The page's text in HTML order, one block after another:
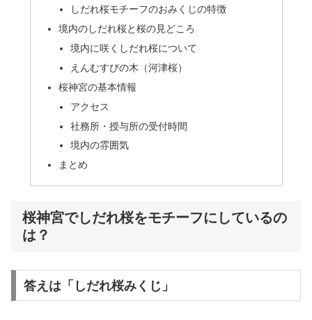
しだれ桜モチーフのおみくじの特徴
境内のしだれ桜と桜の見どころ
境内に咲くしだれ桜について
えんむすびの木（河津桜）
桜神宮の基本情報
アクセス
社務所・授与所の受付時間
境内の雰囲気
まとめ
桜神宮でしだれ桜をモチーフにしているの
は？
答えは「しだれ桜みくじ」